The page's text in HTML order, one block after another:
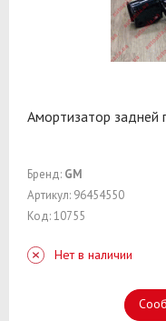
Амортизатор задней
Бренд: GM
Артикул: 96454550
Код: 10755
Нет в наличии